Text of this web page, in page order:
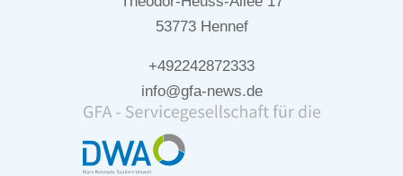
53773 Hennef
+492242872333
info@gfa-news.de